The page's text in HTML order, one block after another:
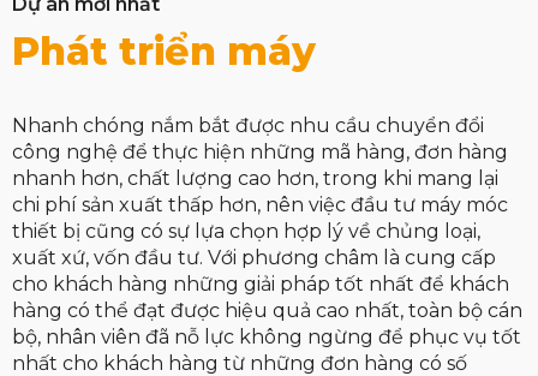
Phát triển máy
Nhanh chóng nắm bắt được nhu cầu chuyển đổi
công nghệ để thực hiện những mã hàng, đơn hàng
nhanh hơn, chất lượng cao hơn, trong khi mang lại
chi phí sản xuất thấp hơn, nên việc đầu tư máy móc
thiết bị cũng có sự lựa chọn hợp lý về chủng loại,
xuất xứ, vốn đầu tư. Với phương châm là cung cấp
cho khách hàng những giải pháp tốt nhất để khách
hàng có thể đạt được hiệu quả cao nhất, toàn bộ cán
bộ, nhân viên đã nỗ lực không ngừng để phục vụ tốt
nhất cho khách hàng từ những đơn hàng có số